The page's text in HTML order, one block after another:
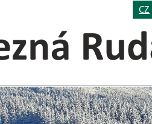
CZ